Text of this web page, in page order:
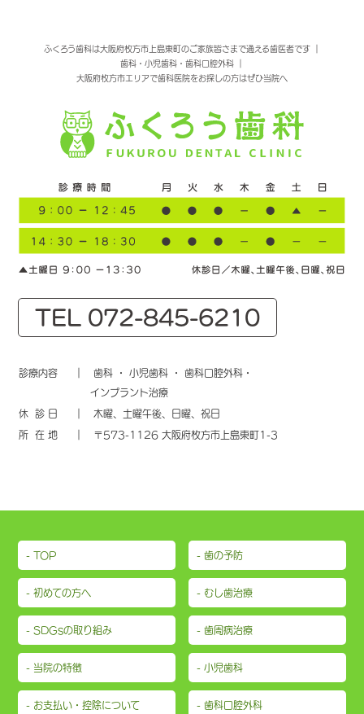
ふくろう歯科は大阪府枚方市上島東町のご家族皆さまで通える歯医者です ｜
歯科・小児歯科・歯科口腔外科 ｜
大阪府枚方市エリアで歯科医院をお探しの方はぜひ当院へ
TEL 072-845-6210
診療内容
｜ 歯科 ・ 小児歯科 ・ 歯科口腔外科・
インプラント治療
休 診 日 ｜ 木曜、土曜午後、日曜、祝日
所 在 地 ｜ 〒573-1126 大阪府枚方市上島東町1-3
- TOP
- 初めての方へ
- SDGsの取り組み
- 当院の特徴
- 歯の予防
- むし歯治療
- 歯周病治療
- 小児歯科
- お支払い・控除について - 歯科口腔外科